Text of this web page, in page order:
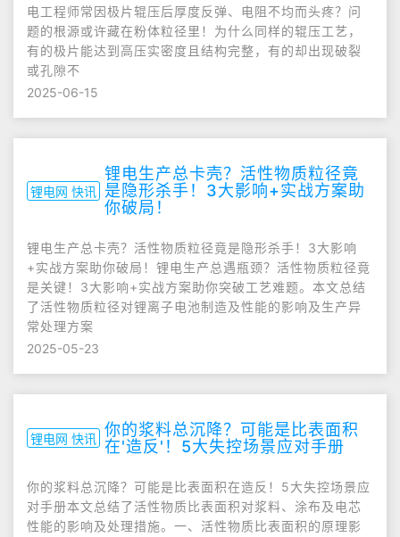
电工程师常因极片辊压后厚度反弹、电阻不均而头疼？问
题的根源或许藏在粉体粒径里！为什么同样的辊压工艺，
有的极片能达到高压实密度且结构完整，有的却出现破裂
或孔隙不
2025-06-15
锂电网 快讯
锂电生产总卡壳？活性物质粒径竟
是隐形杀手！3大影响+实战方案助
你破局！
锂电生产总卡壳？活性物质粒径竟是隐形杀手！3大影响
+实战方案助你破局！锂电生产总遇瓶颈？活性物质粒径竟
是关键！3大影响+实战方案助你突破工艺难题。本文总结
了活性物质粒径对锂离子电池制造及性能的影响及生产异
常处理方案
2025-05-23
锂电网 快讯 你的浆料总沉降？可能是比表面积
在'造反'！5大失控场景应对手册
你的浆料总沉降？可能是比表面积在造反！5大失控场景应
对手册本文总结了活性物质比表面积对浆料、涂布及电芯
性能的影响及处理措施。一、活性物质比表面积的原理影